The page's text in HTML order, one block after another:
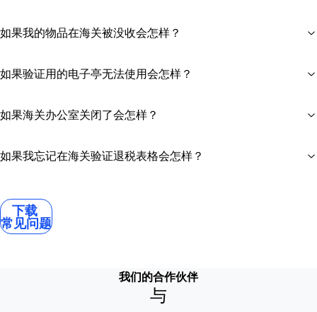
如果我的物品在海关被没收会怎样？
如果验证用的电子亭无法使用会怎样？
如果海关办公室关闭了会怎样？
如果我忘记在海关验证退税表格会怎样？
下载
常见问题
我们的合作伙伴
与